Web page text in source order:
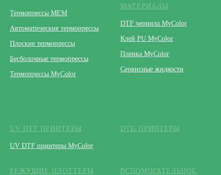
Термопрессы МЕМ
Автоматические термопрессы
Плоские термопрессы
Бесболочные термопрессы
Термопрессы MyColor
МАТЕРИАЛЫ
DTF чернила MyColor
Клей PU MyColor
Пленка MyColor
Сервисные жидкости
UV DTF ПРИНТЕРЫ
UV DTF принтеры MyColor
DTG ПРИНТЕРЫ
РЕЖУЩИЕ ПЛОТТЕРЫ
ВСПОМОГАТЕЛЬНОЕ